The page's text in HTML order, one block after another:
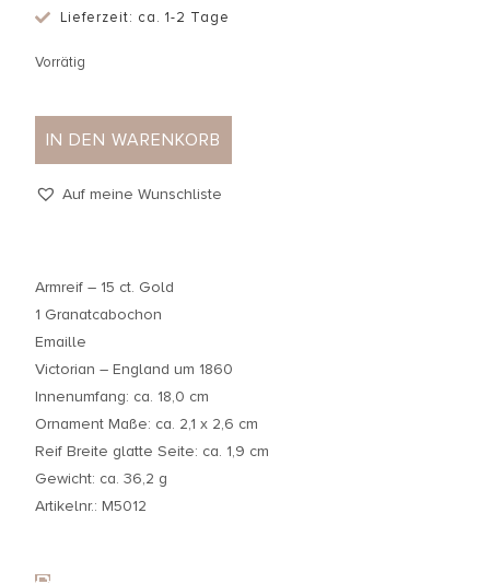
Lieferzeit: ca. 1-2 Tage
Vorrätig
IN DEN WARENKORB
Auf meine Wunschliste
Armreif – 15 ct. Gold
1 Granatcabochon
Emaille
Victorian – England um 1860
Innenumfang: ca. 18,0 cm
Ornament Maße: ca. 2,1 x 2,6 cm
Reif Breite glatte Seite: ca. 1,9 cm
Gewicht: ca. 36,2 g
Artikelnr.: M5012